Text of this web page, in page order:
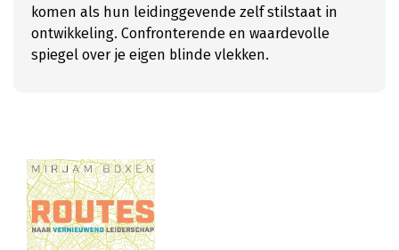
komen als hun leidinggevende zelf stilstaat in
ontwikkeling. Confronterende en waardevolle
spiegel over je eigen blinde vlekken.